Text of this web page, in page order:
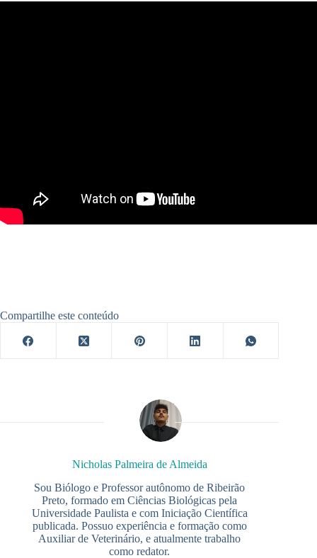
Compartilhe este conteúdo
Nicholas Palmeira de Almeida
Sou Biólogo e Professor autônomo de Ribeirão
Preto, formado em Ciências Biológicas pela
Universidade Paulista e com Iniciação Científica
publicada. Possuo experiência e formação como
Auxiliar de Veterinário, e atualmente trabalho
como redator.